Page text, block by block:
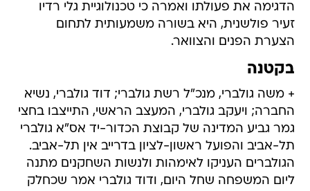
הדגימה את פעולתו ואמרה כי טכנולוגיית גלי רדיו
זעיר פולשנית, היא בשורה משמעותית לתחום
הצערת הפנים והצוואר.
בקטנה
+ משה גולברי, מנכ"ל רשת גולברי; דוד גולברי, נשיא
החברה; ויעקב גולברי, המעצב הראשי, התייצבו בחצי
גמר גביע המדינה של קבוצת הכדור-יד אס"א גולברי
תל-אביב והפועל ראשון-לציון בדרייב אין תל-אביב.
הגולברים העניקו לאימהות ולנשות השחקנים מתנה
ליום המשפחה שחל היום, ודוד גולברי אמר שכחלק